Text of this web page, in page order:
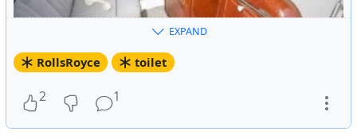
EXPAND
RollsRoyce toilet
2 1